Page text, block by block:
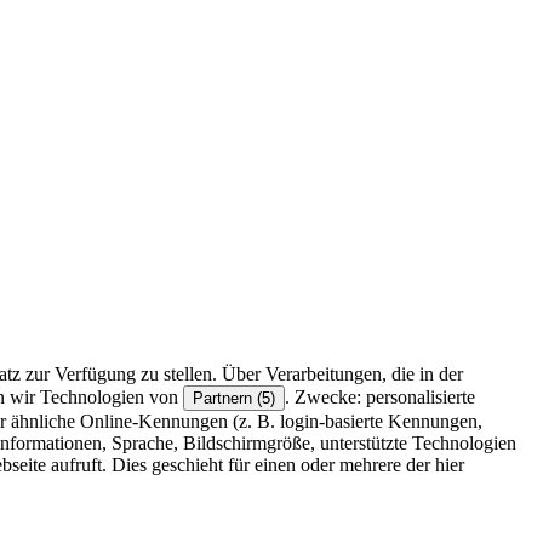
zur Verfügung zu stellen. Über Verarbeitungen, die in der
wir Technologien von
Partnern (5) . Zwecke: personalisierte
Online-Kennungen (z. B. login-basierte Kennungen,
Sprache, Bildschirmgröße, unterstützte Technologien
aufruft. Dies geschieht für einen oder mehrere der hier